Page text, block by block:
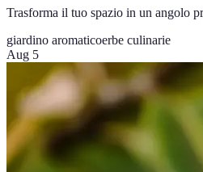
Trasforma il tuo spazio in un angolo
giardino aromaticoerbe culinarie
Aug 5